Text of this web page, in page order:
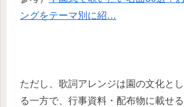
ングをテーマ別に紹…
ただし、歌詞アレンジは園の文化と
る一方で、行事資料・配布物に載せ